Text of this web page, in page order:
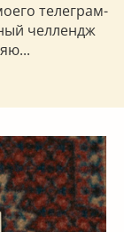
телеграм-
челлендж